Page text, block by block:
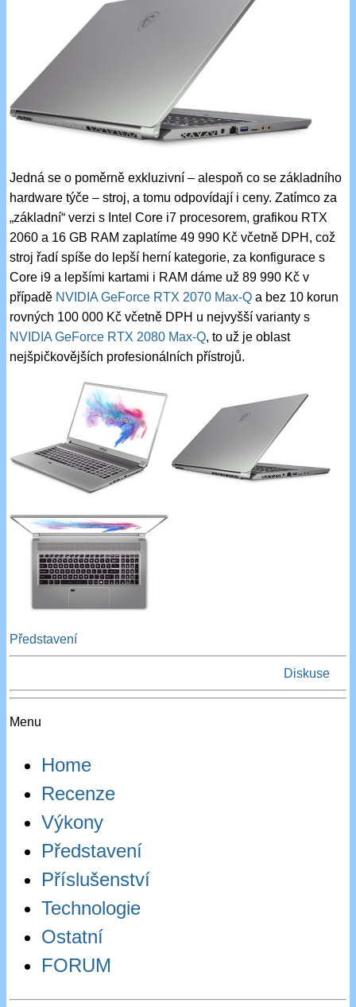
Jedná se o poměrně exkluzivní – alespoň co se základního
hardware týče – stroj, a tomu odpovídají i ceny. Zatímco za
„základní“ verzi s Intel Core i7 procesorem, grafikou RTX
2060 a 16 GB RAM zaplatíme 49 990 Kč včetně DPH, což
stroj řadí spíše do lepší herní kategorie, za konfigurace s
Core i9 a lepšími kartami i RAM dáme už 89 990 Kč v
případě NVIDIA GeForce RTX 2070 Max-Q a bez 10 korun
rovných 100 000 Kč včetně DPH u nejvyšší varianty s
NVIDIA GeForce RTX 2080 Max-Q, to už je oblast
nejšpičkovějších profesionálních přístrojů.
Představení
Diskuse
Menu
Home
Recenze
Výkony
Představení
Příslušenství
Technologie
Ostatní
FORUM